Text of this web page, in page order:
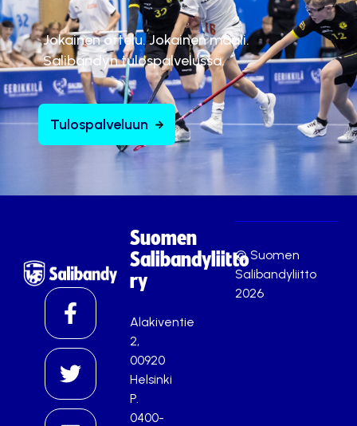
Jokainen ottelu. Jokainen maali.
Salibandyn tulospalvelussa.
Tulospalveluun
Suomen
Salibandyliitto
ry
Alakiventie
2,
00920
Helsinki
P.
0400-
© Suomen
Salibandyliitto
2026